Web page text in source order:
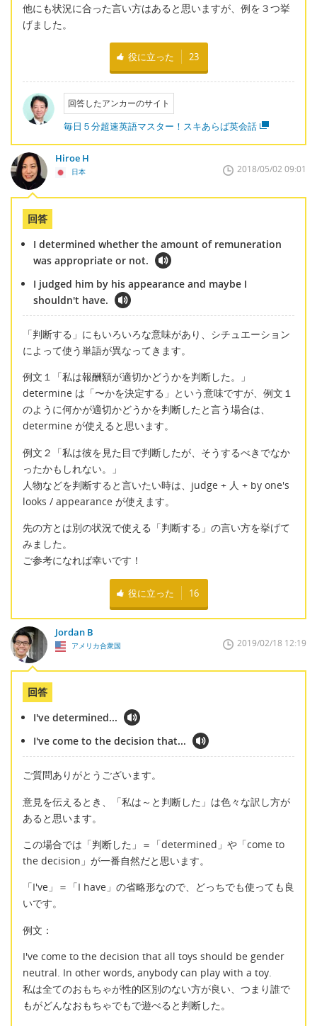
他にも状況に合った言い方はあると思いますが、例を３つ挙
げました。
役に立った 23
回答したアンカーのサイト
毎日５分超速英語マスター！スキあらば英会話
Hiroe H
日本 2018/05/02 09:01
回答
I determined whether the amount of remuneration
was appropriate or not.
I judged him by his appearance and maybe I
shouldn't have.
「判断する」にもいろいろな意味があり、シチュエーション
によって使う単語が異なってきます。
例文１「私は報酬額が適切かどうかを判断した。」
determine は「〜かを決定する」という意味ですが、例文１
のように何かが適切かどうかを判断したと言う場合は、
determine が使えると思います。
例文２「私は彼を見た目で判断したが、そうするべきでなか
ったかもしれない。」
人物などを判断すると言いたい時は、judge + 人 + by one's
looks / appearance が使えます。
先の方とは別の状況で使える「判断する」の言い方を挙げて
みました。
ご参考になれば幸いです！
役に立った 16
Jordan B
アメリカ合衆国 2019/02/18 12:19
回答
I've determined...
I've come to the decision that...
ご質問ありがとうございます。
意見を伝えるとき、「私は～と判断した」は色々な訳し方が
あると思います。
この場合では「判断した」＝「determined」や「come to
the decision」が一番自然だと思います。
「I've」＝「I have」の省略形なので、どっちでも使っても良
いです。
例文：
I've come to the decision that all toys should be gender
neutral. In other words, anybody can play with a toy.
私は全てのおもちゃが性的区別のない方が良い、つまり誰で
もがどんなおもちゃでもで遊べると判断した。